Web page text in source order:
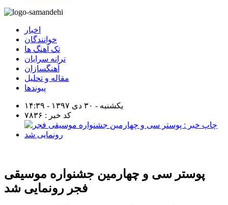
اخبار
خوانندگان
تک آهنگ ها
ترانه سرایان
آهنگسازان
مقاله و تحلیل
پیوندها
یکشنبه - ۳۰ دی ۱۳۹۷ - ۱۴:۳۹
کد خبر : ۷۸۳۶
پوستر سی‌ و چهارمین جشنواره موسیقی
فجر رونمایی شد